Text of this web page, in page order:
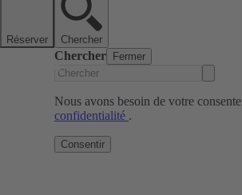
Réserver Chercher
Chercher Fermer
Nous avons besoin de votre
confidentialité .
Consentir